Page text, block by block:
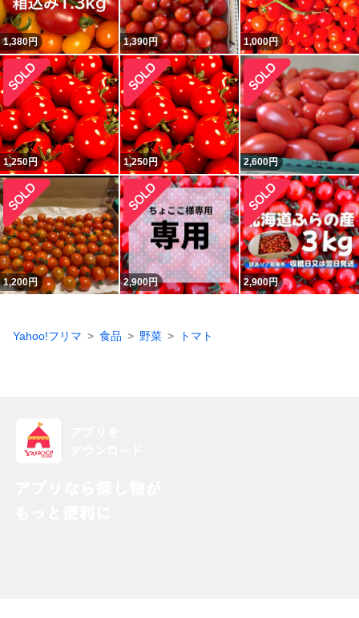
1,380円 1,390円 1,000円
1,250円 1,250円 2,600円
1,200円 2,900円 2,900円
Yahoo!フリマ 食品 野菜 トマト